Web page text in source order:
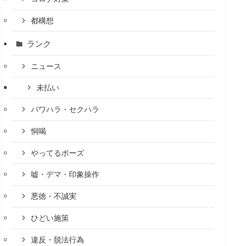
都構想
ランク
ニュース
未払い
パワハラ・セクハラ
恫喝
やってるポーズ
嘘・デマ・印象操作
悪徳・不誠実
ひどい施策
違反・脱法行為